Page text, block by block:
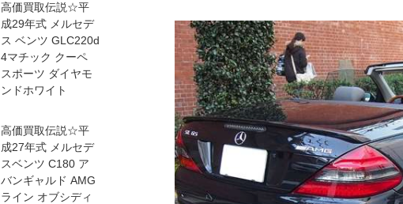
高価買取伝説☆平
成29年式 メルセデ
ス ベンツ GLC220d
4マチック クーペ
スポーツ ダイヤモ
ンドホワイト
高価買取伝説☆平
成27年式 メルセデ
スベンツ C180 ア
バンギャルド AMG
ライン オブシディ